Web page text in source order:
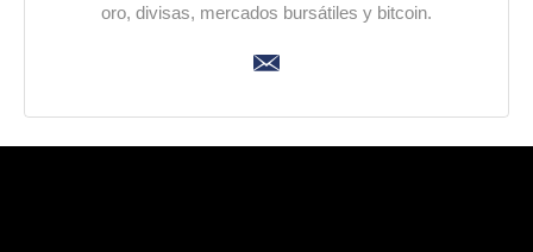
oro, divisas, mercados bursátiles y bitcoin.